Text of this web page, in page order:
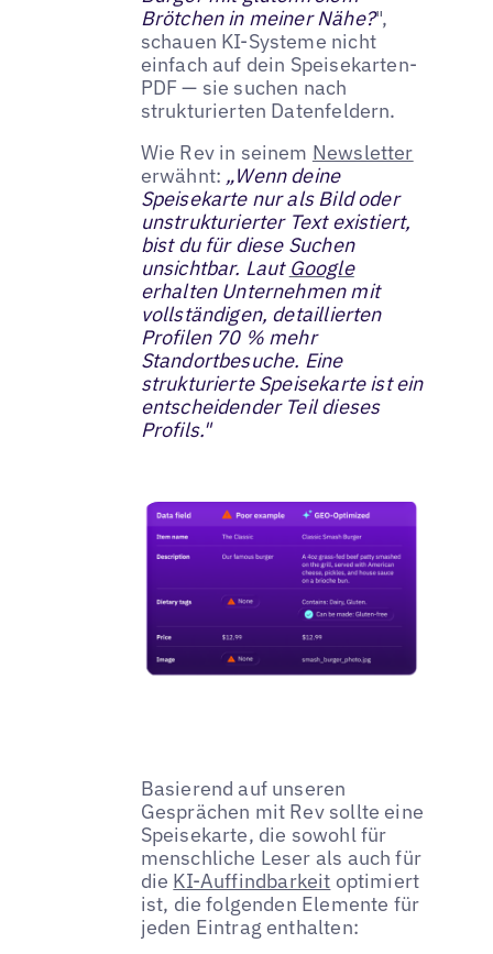
Brötchen in meiner Nähe?",
schauen KI-Systeme nicht
einfach auf dein Speisekarten-
PDF — sie suchen nach
strukturierten Datenfeldern.
Wie Rev in seinem Newsletter
erwähnt: „Wenn deine
Speisekarte nur als Bild oder
unstrukturierter Text existiert,
bist du für diese Suchen
unsichtbar. Laut Google
erhalten Unternehmen mit
vollständigen, detaillierten
Profilen 70 % mehr
Standortbesuche. Eine
strukturierte Speisekarte ist ein
entscheidender Teil dieses
Profils."
Basierend auf unseren
Gesprächen mit Rev sollte eine
Speisekarte, die sowohl für
menschliche Leser als auch für
die KI-Auffindbarkeit optimiert
ist, die folgenden Elemente für
jeden Eintrag enthalten: